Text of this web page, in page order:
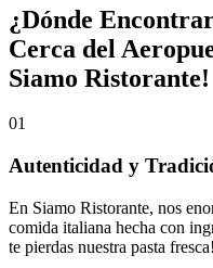
¿Dónde
Cerca del
Siamo Ristorante!
01
Autenticidad y
En Siamo Ristorante, nos
comida italiana hecha con
te pierdas nuestra pasta fresca!